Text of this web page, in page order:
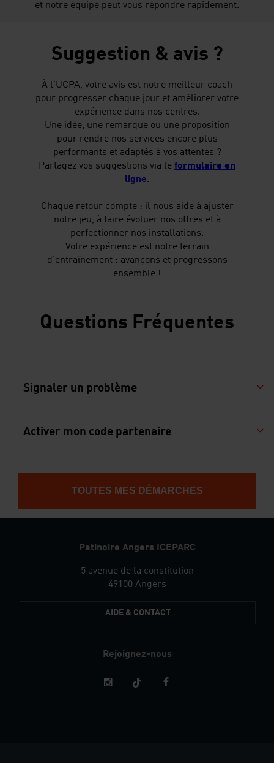
et notre équipe peut vous répondre rapidement.
Suggestion & avis ?
À l'UCPA, votre avis est notre meilleur coach
pour progresser chaque jour et améliorer votre
expérience dans nos centres.
Une idée, une remarque ou une proposition
pour rendre nos services encore plus
performants et adaptés à vos attentes ?
Partagez vos suggestions via le formulaire en
ligne.
Chaque retour compte : il nous aide à ajuster
notre jeu, à faire évoluer nos offres et à
perfectionner nos installations.
Votre expérience est notre terrain
d’entraînement : avançons et progressons
ensemble !
Questions Fréquentes
Signaler un problème
Activer mon code partenaire
TOUTES MES DÉMARCHES
Patinoire Angers ICEPARC
5 avenue de la constitution
49100 Angers
AIDE & CONTACT
Rejoignez-nous